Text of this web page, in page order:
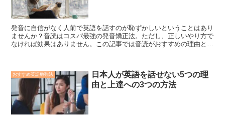
発音に自信がなく人前で英語を話すのが恥ずかしいということはあり
ませんか？音読はコスパ最強の発音矯正法。ただし、正しいやり方で
なければ効果はありません。この記事では音読がおすすめの理由と正
おすすめ英語勉強法
日本人が英語を話せない5つの理
由と上達への3つの方法